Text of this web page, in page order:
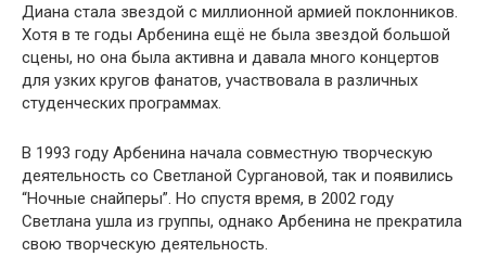
Диана стала звездой с миллионной армией поклонников.
Хотя в те годы Арбенина ещё не была звездой большой
сцены, но она была активна и давала много концертов
для узких кругов фанатов, участвовала в различных
студенческих программах.
В 1993 году Арбенина начала совместную творческую
деятельность со Светланой Сургановой, так и появились
“Ночные снайперы”. Но спустя время, в 2002 году
Светлана ушла из группы, однако Арбенина не прекратила
свою творческую деятельность.